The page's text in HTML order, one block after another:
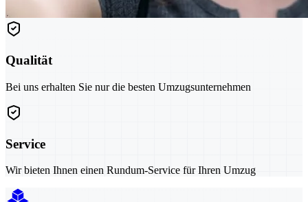
Qualität
Bei uns erhalten Sie nur die besten Umzugsunternehmen
Service
Wir bieten Ihnen einen Rundum-Service für Ihren Umzug